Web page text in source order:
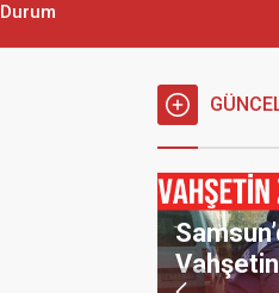
Durum
Vahşetin